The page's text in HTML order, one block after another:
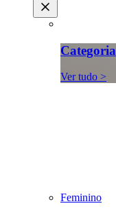
Categoria
Ver tudo >
Feminino